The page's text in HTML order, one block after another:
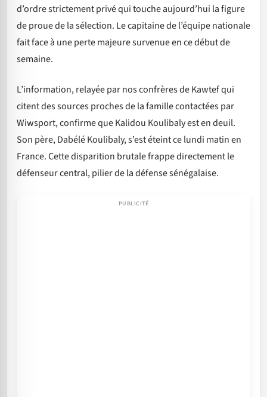
d’ordre strictement privé qui touche aujourd’hui la figure
de proue de la sélection. Le capitaine de l’équipe nationale
fait face à une perte majeure survenue en ce début de
semaine.
L’information, relayée par nos confrères de Kawtef qui
citent des sources proches de la famille contactées par
Wiwsport, confirme que Kalidou Koulibaly est en deuil.
Son père, Dabélé Koulibaly, s’est éteint ce lundi matin en
France. Cette disparition brutale frappe directement le
défenseur central, pilier de la défense sénégalaise.